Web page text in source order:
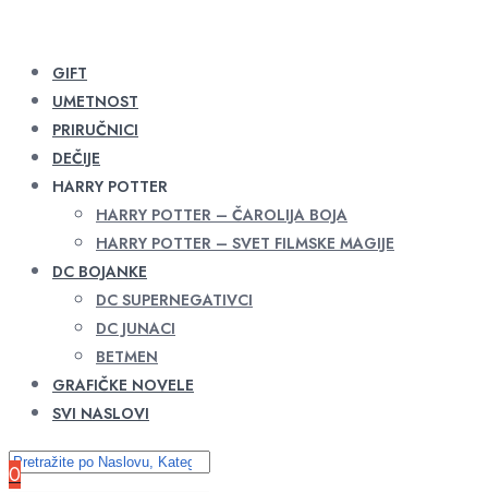
GIFT
UMETNOST
PRIRUČNICI
DEČIJE
HARRY POTTER
HARRY POTTER – ČAROLIJA BOJA
HARRY POTTER – SVET FILMSKE MAGIJE
DC BOJANKE
DC SUPERNEGATIVCI
DC JUNACI
BETMEN
GRAFIČKE NOVELE
SVI NASLOVI
0